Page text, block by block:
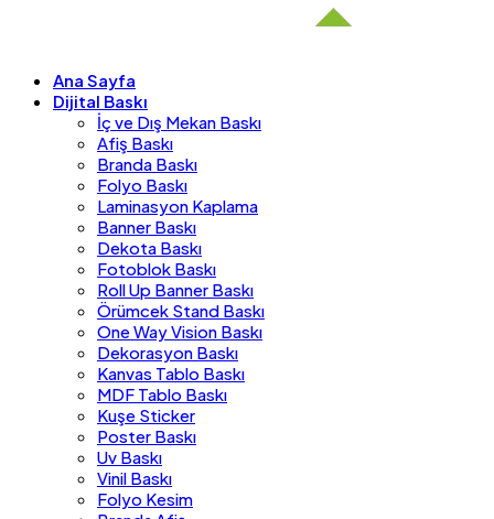
Ana Sayfa
Dijital Baskı
İç ve Dış Mekan Baskı
Afiş Baskı
Branda Baskı
Folyo Baskı
Laminasyon Kaplama
Banner Baskı
Dekota Baskı
Fotoblok Baskı
Roll Up Banner Baskı
Örümcek Stand Baskı
One Way Vision Baskı
Dekorasyon Baskı
Kanvas Tablo Baskı
MDF Tablo Baskı
Kuşe Sticker
Poster Baskı
Uv Baskı
Vinil Baskı
Folyo Kesim